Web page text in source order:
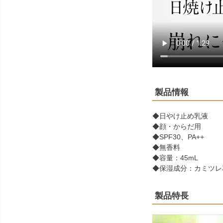
製品情報
◆日やけ止め乳液
◆顔・からだ用
◆SPF30、PA++
◆無香料
◆容量：45mL
◆保湿成分：カミツレ
製品特長